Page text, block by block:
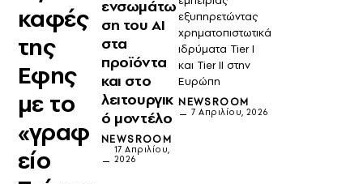
καφές
της
Εφης
με το
«γραφ
είο
ενσωμάτω
ση του ΑΙ
στα
προϊόντα
και στο
λειτουργικ
ό μοντέλο
NEWSROOM
17 Απριλίου,
2026
εξυπηρετώντας
χρηματοπιστωτικά
ιδρύματα Tier I
και Tier II στην
Ευρώπη
NEWSROOM
7 Απριλίου, 2026